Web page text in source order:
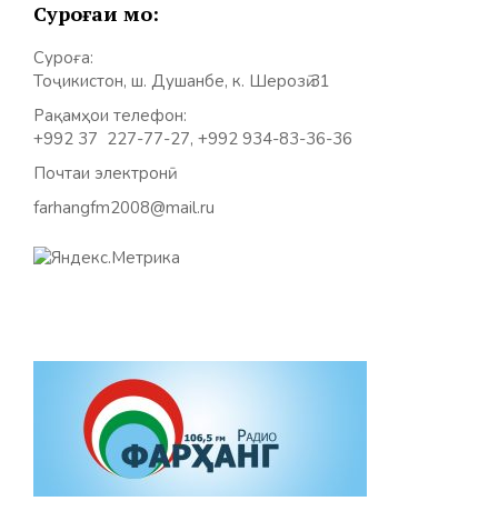
Суроғаи мо:
Суроға:
Тоҷикистон, ш. Душанбе, к. Шерозӣ 31
Рақамҳои телефон:
+992 37 227-77-27, +992 934-83-36-36
Почтаи электронӣ:
farhangfm2008@mail.ru